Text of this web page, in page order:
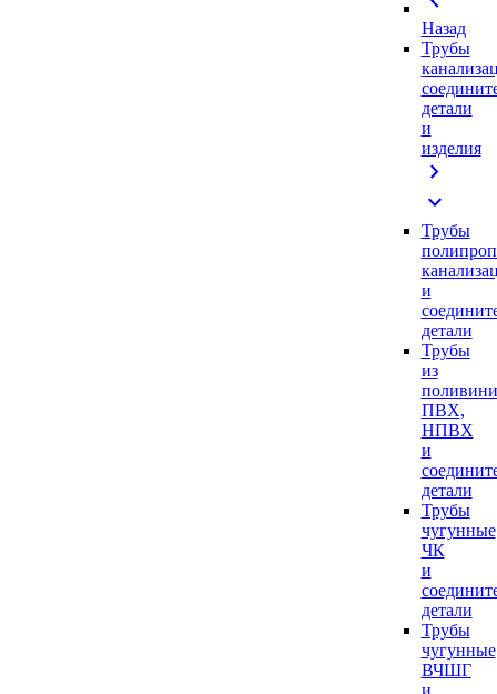
Назад
Трубы
детали
и
изделия
chevron_right
expand_more
Трубы
и
детали
Трубы
из
ПВХ,
НПВХ
и
детали
Трубы
чугунные
ЧК
и
детали
Трубы
чугунные
ВЧШГ
и